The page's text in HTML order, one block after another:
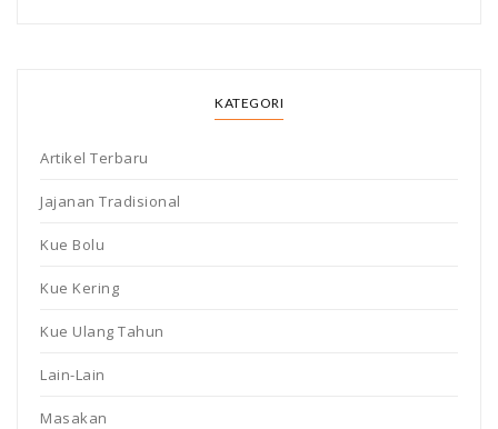
KATEGORI
Artikel Terbaru
Jajanan Tradisional
Kue Bolu
Kue Kering
Kue Ulang Tahun
Lain-Lain
Masakan